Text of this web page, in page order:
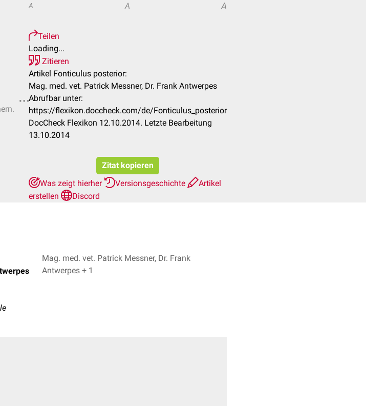
A A A
Teilen
Loading...
Zitieren
Artikel Fonticulus posterior:
Mag. med. vet. Patrick Messner, Dr. Frank Antwerpes
Abrufbar unter:
https://flexikon.doccheck.com/de/Fonticulus_posterior
DocCheck Flexikon 12.10.2014. Letzte Bearbeitung
13.10.2014
Zitat kopieren
Was zeigt hierher
Versionsgeschichte
Artikel
erstellen
Discord
Mag. med. vet. Patrick Messner, Dr. Frank
Antwerpes + 1